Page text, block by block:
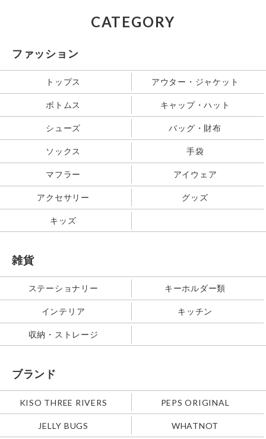
CATEGORY
ファッション
トップス アウター・ジャケット
ボトムス キャップ・ハット
シューズ バッグ・財布
ソックス 手袋
マフラー アイウェア
アクセサリー グッズ
キッズ
雑貨
ステーショナリー キーホルダー類
インテリア キッチン
収納・ストレージ
ブランド
KISO THREE RIVERS PEPS ORIGINAL
JELLY BUGS WHATNOT